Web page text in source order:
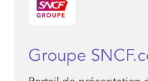
Groupe